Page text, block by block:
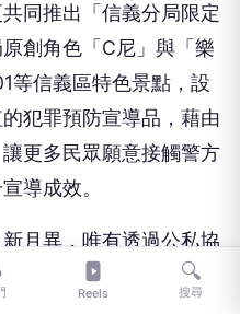
同推出「信義分局限定
創角色「C尼」與「樂
等信義區特色景點，設
犯罪預防宣導品，藉由
更多民眾願意接觸警方
導成效。
月異，唯有透過公私協
全民識詐免疫力。民眾
Reels
🔍
搜尋